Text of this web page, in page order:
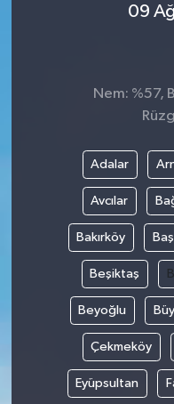
09
Nem: %57,
Adalar
Avcılar
Bakırköy
Beşiktaş
Beyoğlu
Çekmeköy
Eyüpsultan